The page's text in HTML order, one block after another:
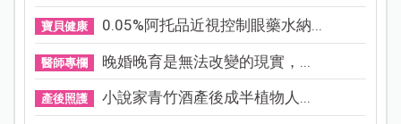
寶貝健康 0.05%阿托品近視控制眼藥水納...
醫師專欄 晚婚晚育是無法改變的現實，...
產後照護 小說家青竹酒產後成半植物人...